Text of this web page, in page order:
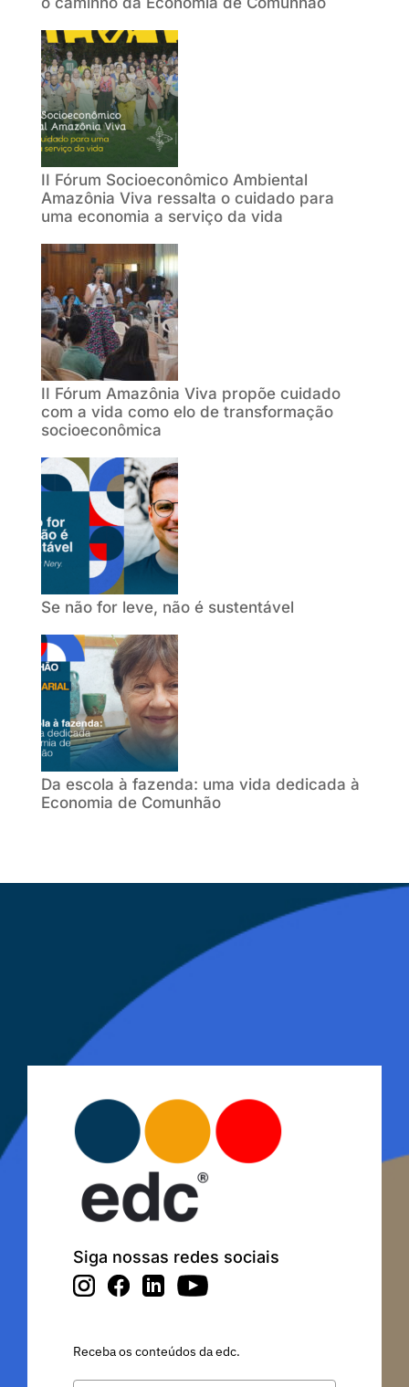
II Fórum Socioeconômico Ambiental
Amazônia Viva ressalta o cuidado para
uma economia a serviço da vida
II Fórum Amazônia Viva propõe cuidado
com a vida como elo de transformação
socioeconômica
Se não for leve, não é sustentável
Da escola à fazenda: uma vida dedicada à
Economia de Comunhão
Siga nossas redes sociais
Receba os conteúdos da edc.